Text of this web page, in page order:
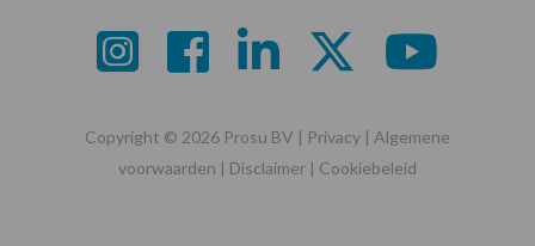
Copyright © 2026 Prosu BV | Privacy | Algemene
voorwaarden | Disclaimer | Cookiebeleid